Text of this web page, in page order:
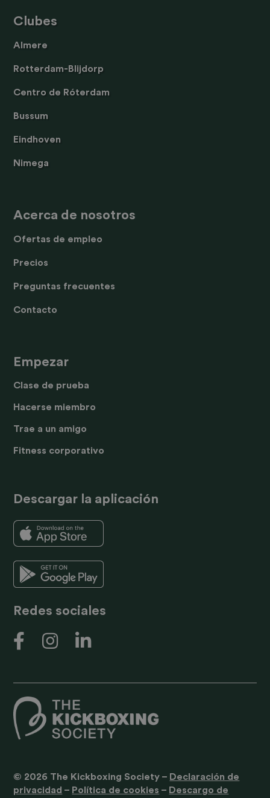
Clubes
Almere
Rotterdam-Blijdorp
Centro de Róterdam
Bussum
Eindhoven
Nimega
Acerca de nosotros
Ofertas de empleo
Precios
Preguntas frecuentes
Contacto
Empezar
Clase de prueba
Hacerse miembro
Trae a un amigo
Fitness corporativo
Descargar la aplicación
Redes sociales
© 2026 The Kickboxing Society – Declaración de
privacidad – Política de cookies – Descargo de